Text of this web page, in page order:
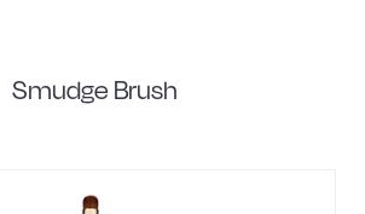
Smudge Brush